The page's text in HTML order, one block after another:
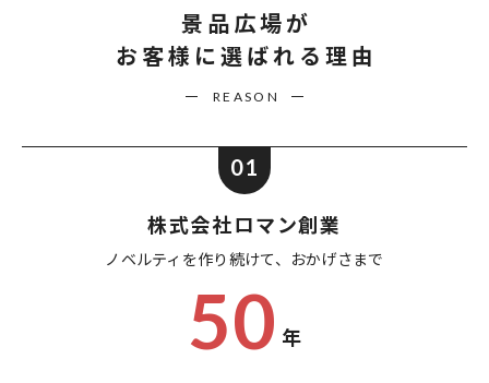
景品広場が
お客様に選ばれる理由
REASON
01
株式会社ロマン創業
ノベルティを作り続けて、 おかげさまで
50 年